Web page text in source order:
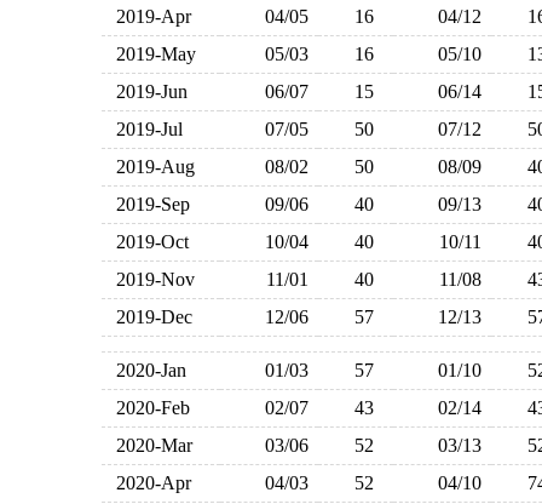
2019-Apr
04/05 16 04/12
2019-May
05/03 16 05/10
2019-Jun
06/07 15 06/14
2019-Jul
07/05 50 07/12
2019-Aug
08/02 50 08/09
2019-Sep
09/06 40 09/13
2019-Oct
10/04 40 10/11
2019-Nov
11/01 40 11/08
2019-Dec
12/06 57 12/13
2020-Jan 01/03 57 01/10
2020-Feb
02/07 43 02/14
2020-Mar
03/06 52 03/13
2020-Apr
04/03 52 04/10